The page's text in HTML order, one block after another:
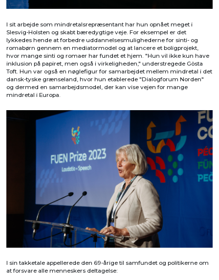
I sit arbejde som mindretalsrepræsentant har hun opnået meget i
Slesvig-Holsten og skabt bæredygtige veje. For eksempel er det
lykkedes hende at forbedre uddannelsesmulighederne for sinti- og
romabørn gennem en mediatormodel og at lancere et boligprojekt,
hvor mange sinti og romaer har fundet et hjem. "Hun vil ikke kun have
inklusion på papiret, men også i virkeligheden," understregede Gösta
Toft. Hun var også en nøglefigur for samarbejdet mellem mindretal i det
dansk-tyske grænseland, hvor hun etablerede "Dialogforum Norden"
og dermed en samarbejdsmodel, der kan vise vejen for mange
mindretal i Europa.
I sin takketale appellerede den 69-årige til samfundet og politikerne om
at forsvare alle menneskers deltagelse: